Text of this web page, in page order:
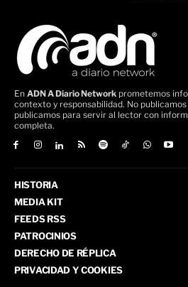
En ADN A Diario Network prometemos
contexto y responsabilidad. No
publicamos para servir al lector con
completa.
HISTORIA
MEDIA KIT
FEEDS RSS
PATROCINIOS
DERECHO DE RÉPLICA
PRIVACIDAD Y COOKIES